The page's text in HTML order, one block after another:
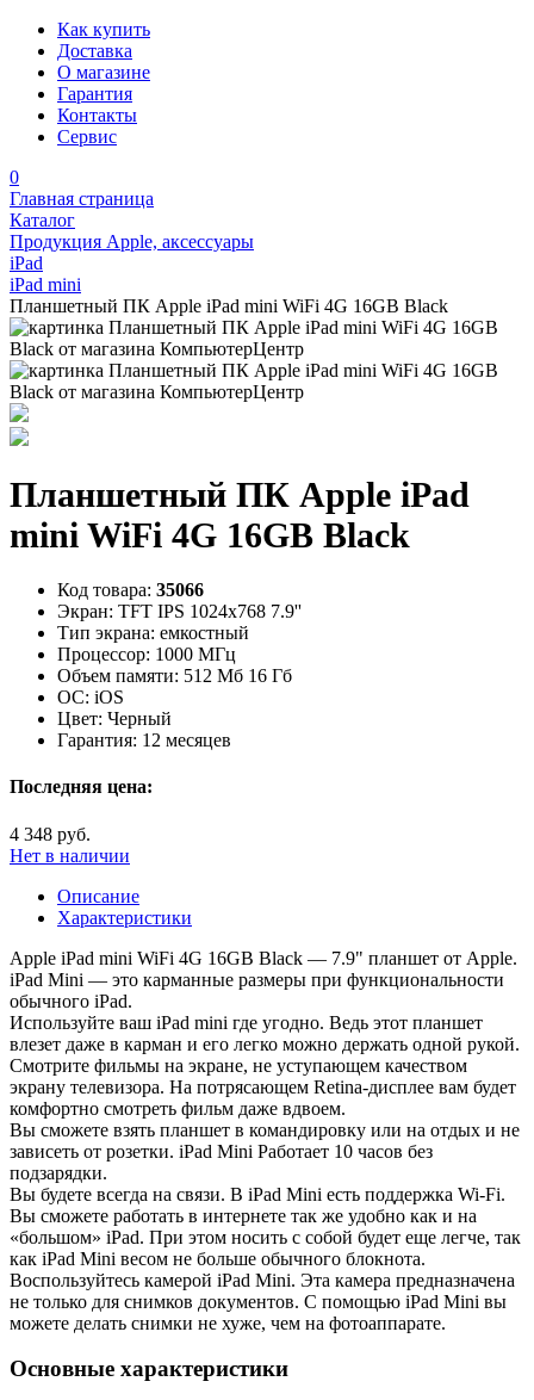
Как купить
Доставка
О магазине
Гарантия
Контакты
Сервис
0
Главная страница
Каталог
Продукция Apple, аксессуары
iPad
iPad mini
Планшетный ПК Apple iPad mini WiFi 4G 16GB Black
Планшетный ПК Apple iPad
mini WiFi 4G 16GB Black
Код товара: 35066
Экран: TFT IPS 1024x768 7.9''
Тип экрана: емкостный
Процессор: 1000 МГц
Объем памяти: 512 Мб 16 Гб
ОС: iOS
Цвет: Черный
Гарантия: 12 месяцев
Последняя цена:
4 348 руб.
Нет в наличии
Описание
Характеристики
Apple iPad mini WiFi 4G 16GB Black — 7.9" планшет от Apple.
iPad Mini — это карманные размеры при функциональности
обычного iPad.
Используйте ваш iPad mini где угодно. Ведь этот планшет
влезет даже в карман и его легко можно держать одной рукой.
Смотрите фильмы на экране, не уступающем качеством
экрану телевизора. На потрясающем Retina-дисплее вам будет
комфортно смотреть фильм даже вдвоем.
Вы сможете взять планшет в командировку или на отдых и не
зависеть от розетки. iPad Mini Работает 10 часов без
подзарядки.
Вы будете всегда на связи. В iPad Mini есть поддержка Wi-Fi.
Вы сможете работать в интернете так же удобно как и на
«большом» iPad. При этом носить с собой будет еще легче, так
как iPad Mini весом не больше обычного блокнота.
Воспользуйтесь камерой iPad Mini. Эта камера предназначена
не только для снимков документов. С помощью iPad Mini вы
можете делать снимки не хуже, чем на фотоаппарате.
Основные характеристики